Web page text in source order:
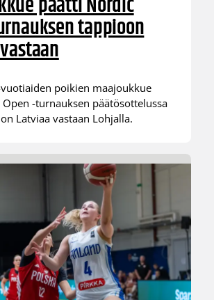
tappioon
poikien maajoukkue
-turnauksen päätösottelussa
Latviaa vastaan Lohjalla.